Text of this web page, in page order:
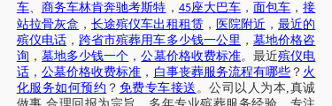
车、 商务车林肯奔驰考斯特 ， 45座大巴车， 面包车 ，接
站拉骨灰盒 ，长途殡仪车出租租赁， 医院附近 ，最近的
殡仪电话 ，跨省市殡葬用车多少钱一公里 ，墓地价格咨
询 ， 墓地多少钱一个 ，公墓价格收费标准。最近殡仪电
话， 公墓价格收费标准 ， 白事丧葬服务流程有哪些 ？ 火
化服务如何预约 ？ 免费专车接送 。公司以人为本,真诚